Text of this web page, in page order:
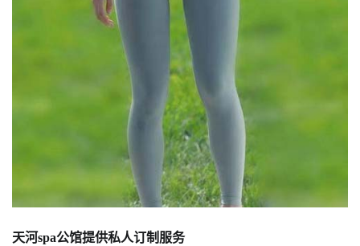
天河spa公馆提供私人订制服务